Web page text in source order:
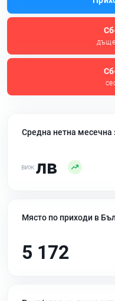
Средна нетна месечна
лв
Място по приходи в
5 172